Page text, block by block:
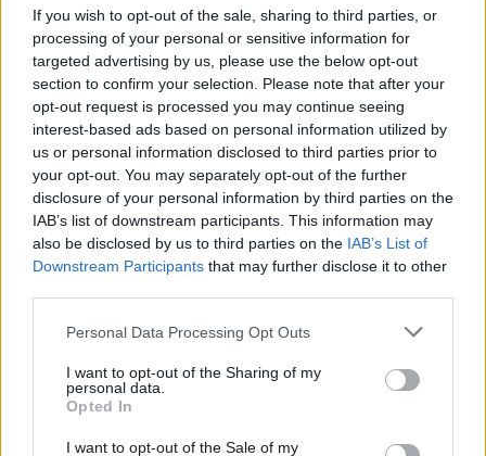
If you wish to opt-out of the sale, sharing to third parties, or
processing of your personal or sensitive information for
targeted advertising by us, please use the below opt-out
section to confirm your selection. Please note that after your
opt-out request is processed you may continue seeing
interest-based ads based on personal information utilized by
us or personal information disclosed to third parties prior to
your opt-out. You may separately opt-out of the further
disclosure of your personal information by third parties on the
IAB’s list of downstream participants. This information may
also be disclosed by us to third parties on the IAB’s List of
Downstream Participants that may further disclose it to other
Please note that this website/app uses one or more Google
not limited to your visit or usage behaviour. You may click to
grant or deny consent to Google and its third-party tags to
use your data for below specified purposes in below Google
consent section.
Personal Data Processing Opt Outs
I want to opt-out of the Sharing of my
personal data.
Opted In
I want to opt-out of the Sale of my
Μυστράς: Από παθολογικά αίτια ο θάνατος
του ηλικιωμένου που βρέθηκε σε
καταψύκτη
06.08.2026